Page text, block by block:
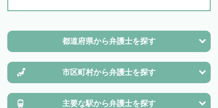
都道府県から弁護士を探す
市区町村から弁護士を探す
主要な駅から弁護士を探す